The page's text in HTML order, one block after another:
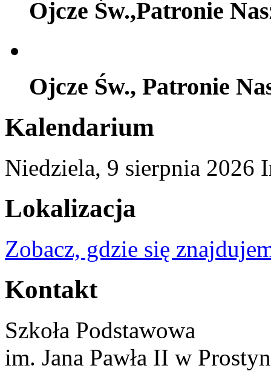
Ojcze Św.,Patronie
Ojcze Św., Patronie
Kalendarium
Niedziela, 9 sierpnia 2026
Lokalizacja
Zobacz, gdzie się
Kontakt
Szkoła Podstawowa
im. Jana Pawła II w